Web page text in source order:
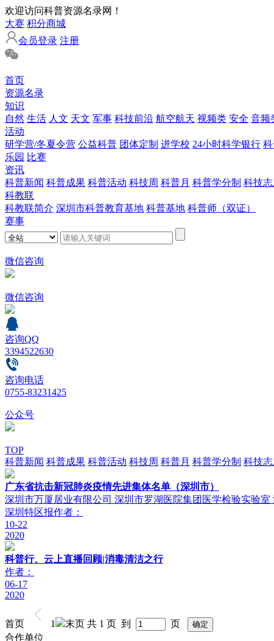
欢迎访问科普资源名录网！
大赛 积分商城
会员登录 注册
首页
资源名录
知识
自然 生活 人文 天文 军事 科技前沿 航空航天 视频类 安全 音频
活动
研学营/冬夏令营 公益科普 团体定制 进学校 24小时科学银行
乐园 比赛
资讯
科普新闻 科普成果 科普活动 科技周 科普月 科普学分制 科技
科教联
科教联简介 深圳市科普教育基地 科普基地 科普师（双证）
赛事
微信咨询
微信咨询
咨询QQ
3394522630
咨询电话
0755-83231425
公众号
TOP
科普新闻 科普成果 科普活动 科技周 科普月 科普学分制 科技
广东省抗击新冠肺炎疫情先进集体名单（深圳市）
深圳市万厦居业有限公司 深圳市罗湖医院集团医学检验实验
深圳特区报作者：
10-22
2020
科普行、云上直播回顾|消毒清洁之行
作者：
06-17
2020
首页 1 末页 共 1 页 到
页
合作单位